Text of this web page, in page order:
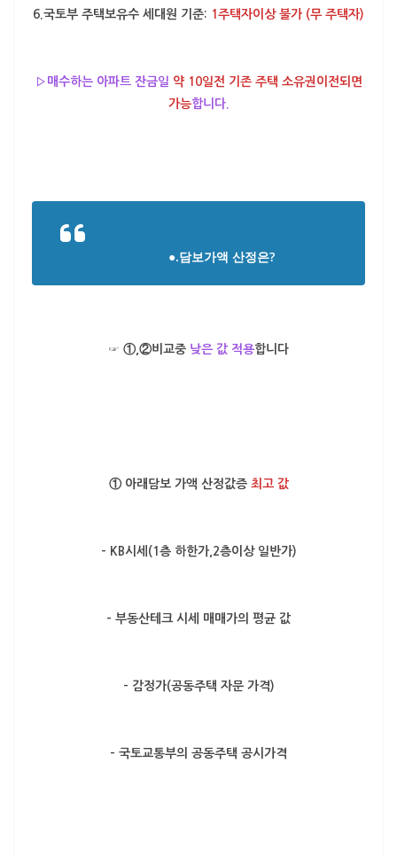
6.국토부 주택보유수 세대원 기준: 1주택자이상 불가 (무 주택자)
▷매수하는 아파트 잔금일 약 10일전 기존 주택 소유권이전되면
가능합니다.
●.담보가액 산정은?
☞ ①,②비교중 낮은 값 적용합니다
① 아래담보 가액 산정값증 최고 값
– KB시세(1층 하한가,2층이상 일반가)
– 부동산테크 시세 매매가의 평균 값
– 감정가(공동주택 자문 가격)
– 국토교통부의 공동주택 공시가격